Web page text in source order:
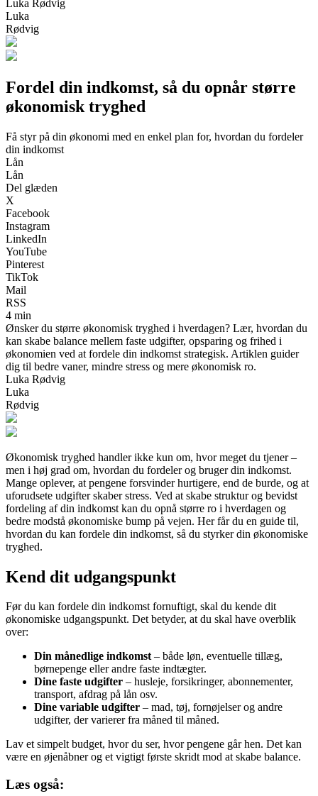
Luka Rødvig
Luka
Rødvig
Fordel din indkomst, så du opnår større
økonomisk tryghed
Få styr på din økonomi med en enkel plan for, hvordan du fordeler
din indkomst
Lån
Lån
Del glæden
X
Facebook
Instagram
LinkedIn
YouTube
Pinterest
TikTok
Mail
RSS
4 min
Ønsker du større økonomisk tryghed i hverdagen? Lær, hvordan du
kan skabe balance mellem faste udgifter, opsparing og frihed i
økonomien ved at fordele din indkomst strategisk. Artiklen guider
dig til bedre vaner, mindre stress og mere økonomisk ro.
Luka Rødvig
Luka
Rødvig
Økonomisk tryghed handler ikke kun om, hvor meget du tjener –
men i høj grad om, hvordan du fordeler og bruger din indkomst.
Mange oplever, at pengene forsvinder hurtigere, end de burde, og at
uforudsete udgifter skaber stress. Ved at skabe struktur og bevidst
fordeling af din indkomst kan du opnå større ro i hverdagen og
bedre modstå økonomiske bump på vejen. Her får du en guide til,
hvordan du kan fordele din indkomst, så du styrker din økonomiske
tryghed.
Kend dit udgangspunkt
Før du kan fordele din indkomst fornuftigt, skal du kende dit
økonomiske udgangspunkt. Det betyder, at du skal have overblik
over:
Din månedlige indkomst– både løn, eventuelle tillæg,
børnepenge eller andre faste indtægter.
Dine faste udgifter – husleje, forsikringer, abonnementer,
transport, afdrag på lån osv.
Dine variable udgifter – mad, tøj, fornøjelser og andre
udgifter, der varierer fra måned til måned.
Lav et simpelt budget, hvor du ser, hvor pengene går hen. Det kan
være en øjenåbner og et vigtigt første skridt mod at skabe balance.
Læs også: